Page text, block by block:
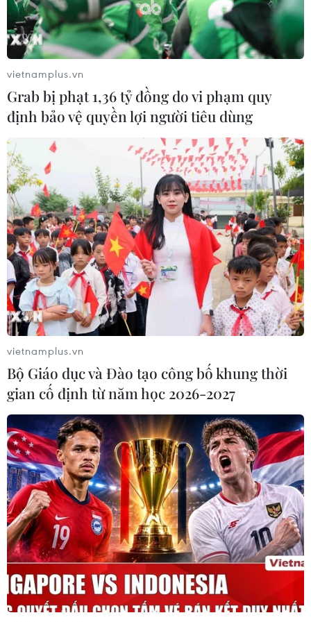
Các cầu thủ Pháp sẵn sàng cho trận bán
kết với tuyển Đức
05/07/2016 07:45
Sau chiến thắng tưng bừng Iceland, các cầu thủ Pháp
đã trở lại tập luyện trong ngày 4/7 để chuẩn bị cho
cuộc "đại chiến" với đội tuyển Đức tại vòng bán kết
EURO 2016 sắp tới.
Những thông tin cơ bản về
"đại chiến" Pháp-Đức
vietnamplus.vn
Grab bị phạt 1,36 tỷ đồng do vi phạm quy
định bảo vệ quyền lợi người tiêu dùng
vietnamplus.vn
Bộ Giáo dục và Đào tạo công bố khung thời
gian cố định từ năm học 2026-2027